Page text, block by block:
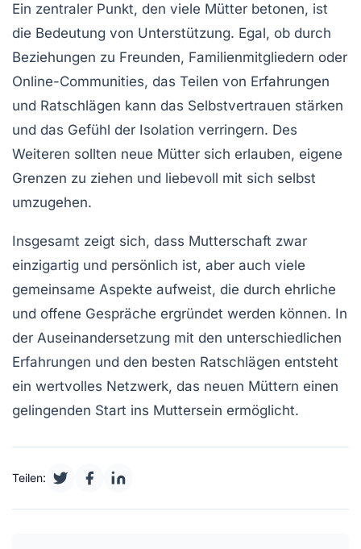
Ein zentraler Punkt, den viele Mütter betonen, ist
die Bedeutung von Unterstützung. Egal, ob durch
Beziehungen zu Freunden, Familienmitgliedern oder
Online-Communities, das Teilen von Erfahrungen
und Ratschlägen kann das Selbstvertrauen stärken
und das Gefühl der Isolation verringern. Des
Weiteren sollten neue Mütter sich erlauben, eigene
Grenzen zu ziehen und liebevoll mit sich selbst
umzugehen.
Insgesamt zeigt sich, dass Mutterschaft zwar
einzigartig und persönlich ist, aber auch viele
gemeinsame Aspekte aufweist, die durch ehrliche
und offene Gespräche ergründet werden können. In
der Auseinandersetzung mit den unterschiedlichen
Erfahrungen und den besten Ratschlägen entsteht
ein wertvolles Netzwerk, das neuen Müttern einen
gelingenden Start ins Muttersein ermöglicht.
Teilen: